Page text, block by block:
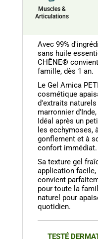
Muscles &
Articulations
Avec 99%
sans huile
CHÊNE®
famille, dès 1 an.
Le Gel Arnica
cosmétique
d'extraits
marronnier
Idéal après un
les ecchymoses,
gonflement et à
confort immédiat.
Sa texture gel
application facile,
convient
pour toute la
naturel pour
quotidien.
TESTÉ